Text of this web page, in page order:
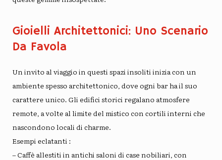
Gioielli Architettonici: Uno Scenario
Da Favola
Un invito al viaggio in questi spazi insoliti inizia con un
ambiente spesso architettonico, dove ogni bar ha il suo
carattere unico. Gli edifici storici regalano atmosfere
remote, a volte al limite del mistico con cortili interni che
nascondono locali di charme.
Esempi eclatanti :
– Caffè allestiti in antichi saloni di case nobiliari, con